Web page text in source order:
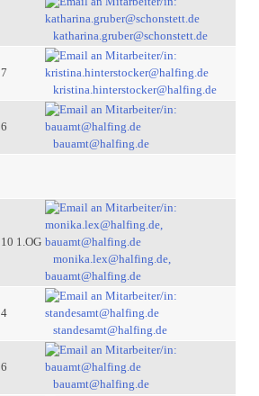
katharina.gruber@schonstett.de
7
kristina.hinterstocker@halfing.de
6
bauamt@halfing.de
10 1.OG
monika.lex@halfing.de,
bauamt@halfing.de
4
standesamt@halfing.de
6
bauamt@halfing.de